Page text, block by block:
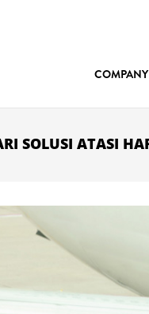
COMPANY
SOLUSI ATASI